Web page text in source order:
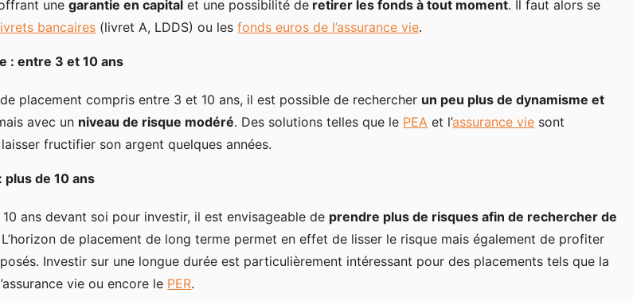
unegarantie en capital et une possibilité de retirer les fonds à tout moment. Il faut alors se
bancaires (livret A, LDDS) ou lesfonds euros de l’assurance vie.
: entre 3 et 10 ans
placement compris entre 3 et 10 ans, il est possible de rechercher un peu plus de dynamisme et
avec un niveau de risque modéré. Des solutions telles que le PEA et l’assurance vie sont
fructifier son argent quelques années.
plus de 10 ans
ans devant soi pour investir, il est envisageable de prendre plus de risques afin de rechercher de
L’horizon de placement de long terme permet en effet de lisser le risque mais également de profiter
Investir sur une longue durée est particulièrement intéressant pour des placements tels que la
vie ou encore le PER.